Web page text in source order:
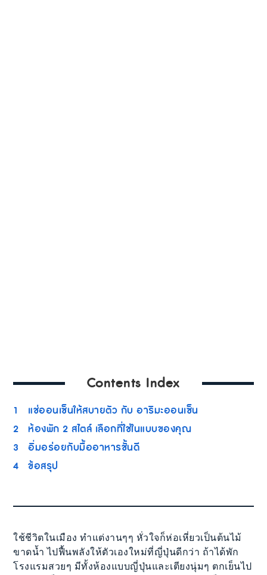
Contents Index
1
แช่ออนเซ็นให้สบายตัว กับ อาริมะออนเซ็น
2 ห้องพัก 2 สไตล์ เลือกที่ใช่ในแบบของคุณ
3
อิ่มอร่อยกับมื้ออาหารชั้นดี
4 ข้อสรุป
ใช้ชีวิตในเมือง ทำแต่งานๆๆ หั่วใจก็ห่อเหี่ยวเป็นต้นไม้
ขาดน้ำ ไปฟื้นพลังให้ตัวเองใหม่ที่ญี่ปุ่นดีกว่า ถ้าได้พัก
โรงแรมสวยๆ มีทั้งห้องแบบญี่ปุ่นและเตียงนุ่มๆ ตกเย็นไป